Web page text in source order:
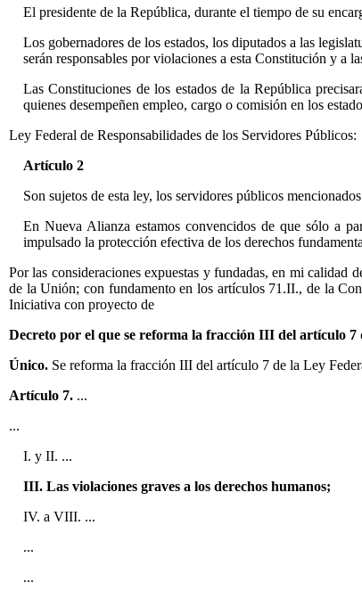
El presidente de la República, durante el tiempo de su
Los gobernadores de los estados, los diputados a las
serán responsables por violaciones a esta Constitución y a
Las Constituciones de los estados de la República
quienes desempeñen empleo, cargo o comisión en los
Ley Federal de Responsabilidades de los Servidores Públicos:
Artículo 2
Son sujetos de esta ley, los servidores públicos
En Nueva Alianza estamos convencidos de que sólo a
impulsado la protección efectiva de los derechos
Por las consideraciones expuestas y fundadas, en mi
de la Unión; con fundamento en los artículos 71.II., de la
Iniciativa con proyecto de
Decreto por el que se reforma la fracción III del artículo 7
Único. Se reforma la fracción III del artículo 7 de la Ley
Artículo 7. ...
...
I. y II. ...
III. Las violaciones graves a los derechos humanos;
IV. a VIII. ...
...
...